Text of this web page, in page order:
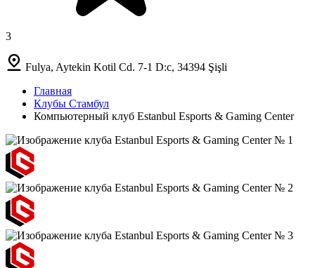
3
Fulya, Aytekin Kotil Cd. 7-1 D:c, 34394 Şişli
Главная
Клубы Стамбул
Компьютерный клуб Estanbul Esports & Gaming Center